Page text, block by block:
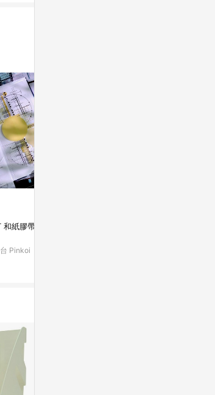
紙膠帶 特
Pinkoi